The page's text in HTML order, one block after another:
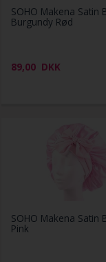
SOHO Makena Satin
Burgundy Rød
89,00 DKK
SOHO Makena Satin
Pink